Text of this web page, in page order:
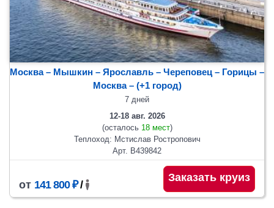
Москва – Мышкин – Ярославль – Череповец – Горицы –
Москва– (+1 город)
7 дней
12-18 авг. 2026
(осталось 18 мест)
Теплоход: Мстислав Ростропович
Арт. В439842
от 141 800 ₽/
Заказать круиз